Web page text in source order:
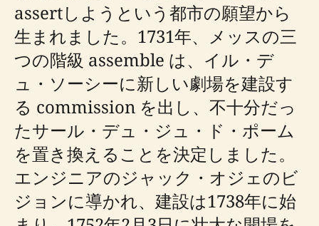
assertしようという都市の願望から
生まれました。1731年、メッスの三
つの階級 assemble は、イル・デ
ュ・ソーシーに新しい劇場を建設す
る commission を出し、不十分だっ
たサール・デュ・ジュ・ド・ポーム
を置き換えることを決定しました。
エンジニアのジャック・オジェのビ
ジョンに導かれ、建設は1738年に始